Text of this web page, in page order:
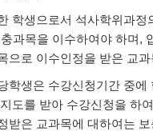
학생으로서 석사학위과
과목을 이수하여야 하며,
으로 이수인정을 받은 교
학생은 수강신청기간 중
도를 받아 수강신청을 하
받은 교과목에 대하여는